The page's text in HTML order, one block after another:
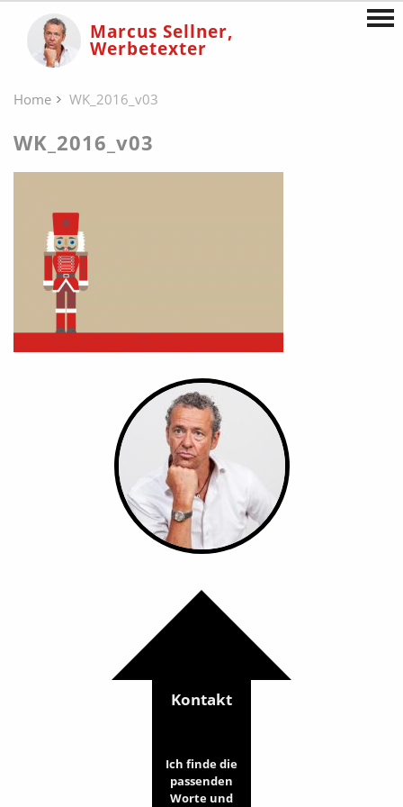
Marcus Sellner,
Werbetexter
Home WK_2016_v03
WK_2016_v03
Kontakt
Ich finde die
passenden
Worte und